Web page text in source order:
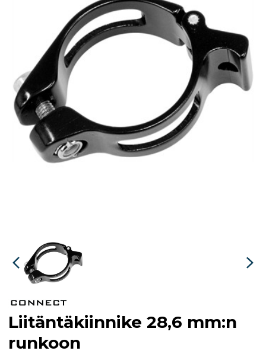
Liitäntäkiinnike 28,6 mm:n
runkoon